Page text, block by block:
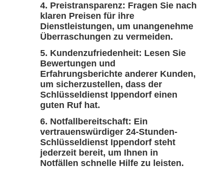
Preistransparenz: Fragen Sie nach
klaren Preisen für ihre
Dienstleistungen, um unangenehme
Überraschungen zu vermeiden.
Kundenzufriedenheit: Lesen Sie
Bewertungen und
Erfahrungsberichte anderer Kunden,
um sicherzustellen, dass der
Schlüsseldienst Ippendorf einen
guten Ruf hat.
Notfallbereitschaft: Ein
vertrauenswürdiger 24-Stunden-
Schlüsseldienst Ippendorf steht
jederzeit bereit, um Ihnen in
Notfällen schnelle Hilfe zu leisten.